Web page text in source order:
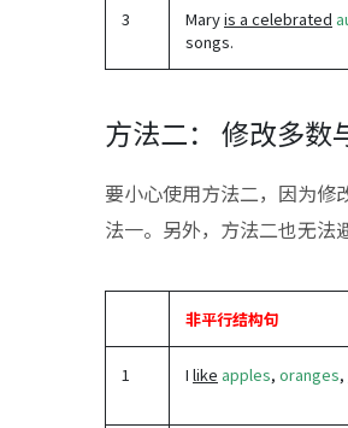
3 Maryis a celebrated
songs.
方法二： 修改多数
要小心使用方法二，因为修
法一。另外，方法二也无法
非平行结构句
1 I like apples, oranges,